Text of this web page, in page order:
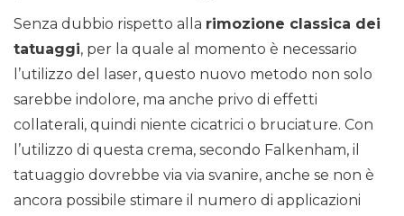
Senza dubbio rispetto alla rimozione classica dei
tatuaggi, per la quale al momento è necessario
l’utilizzo del laser, questo nuovo metodo non solo
sarebbe indolore, ma anche privo di effetti
collaterali, quindi niente cicatrici o bruciature. Con
l’utilizzo di questa crema, secondo Falkenham, il
tatuaggio dovrebbe via via svanire, anche se non è
ancora possibile stimare il numero di applicazioni